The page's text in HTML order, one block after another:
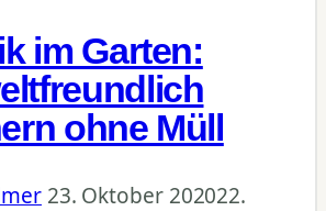
B
für
Hobbygärtner
im Garten:
ohne Müll
23. Oktober 202022.